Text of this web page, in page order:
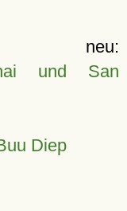
und San
Diep